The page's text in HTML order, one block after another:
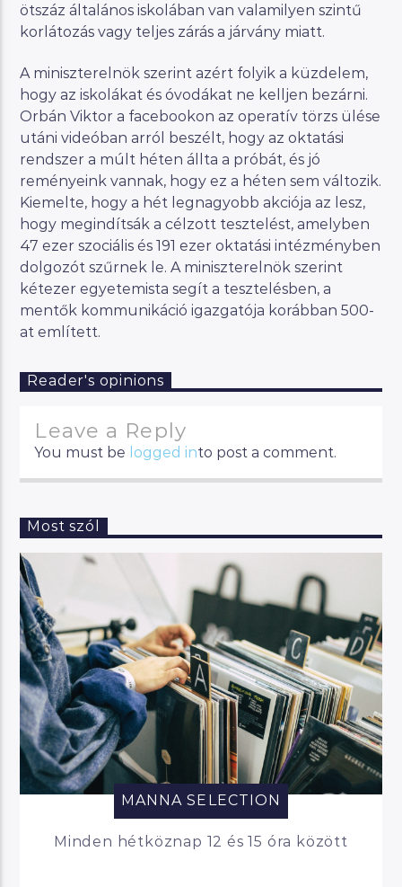
ötszáz általános iskolában van valamilyen szintű
korlátozás vagy teljes zárás a járvány miatt.
A miniszterelnök szerint azért folyik a küzdelem,
hogy az iskolákat és óvodákat ne kelljen bezárni.
Orbán Viktor a facebookon az operatív törzs ülése
utáni videóban arról beszélt, hogy az oktatási
rendszer a múlt héten állta a próbát, és jó
reményeink vannak, hogy ez a héten sem változik.
Kiemelte, hogy a hét legnagyobb akciója az lesz,
hogy megindítsák a célzott tesztelést, amelyben
47 ezer szociális és 191 ezer oktatási intézményben
dolgozót szűrnek le. A miniszterelnök szerint
kétezer egyetemista segít a tesztelésben, a
mentők kommunikáció igazgatója korábban 500-
at említett.
Reader's opinions
Leave a Reply
You must be logged into post a comment.
Most szól
MANNA SELECTION
Minden hétköznap 12 és 15 óra között